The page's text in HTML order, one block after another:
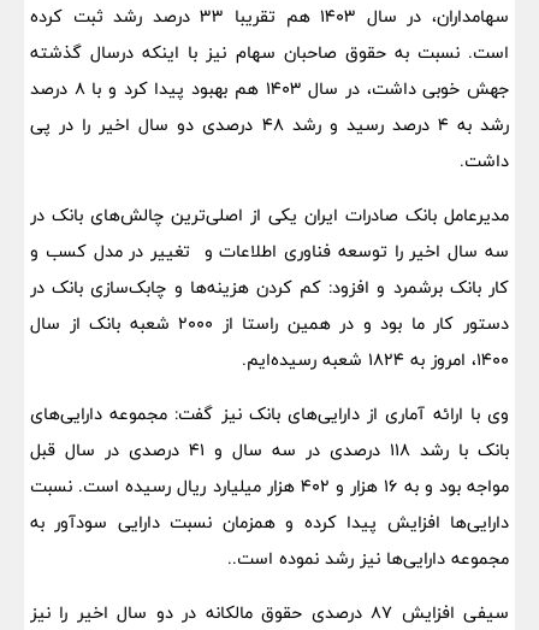
سهامداران، در سال ۱۴۰۳ هم تقریبا ۳۳ درصد رشد ثبت کرده
است. نسبت به حقوق صاحبان سهام نیز با اینکه درسال گذشته
جهش خوبی داشت، در سال 1403 هم بهبود پیدا کرد و با ۸ درصد
رشد به ۴ درصد رسید و رشد ۴۸ درصدی دو سال اخیر را در پی
داشت.
مدیرعامل بانک صادرات ایران یکی از اصلی‌ترین چالش‌های بانک در
سه سال اخیر را توسعه فناوری اطلاعات و تغییر در مدل کسب و
کار بانک برشمرد و افزود: کم کردن هزینه‌ها و چابک‌سازی بانک در
دستور کار ما بود و در همین راستا از ۲۰۰۰ شعبه بانک از سال
۱۴۰۰، امروز به ۱۸۲۴ شعبه رسیده‌ایم.
وی با ارائه آماری از دارایی‌های بانک نیز گفت: مجموعه دارایی‌های
بانک با رشد ۱۱۸ درصدی در سه سال و ۴۱ درصدی در سال قبل
مواجه بود و به 16 هزار و 402 هزار میلیارد ریال رسیده است. نسبت
دارایی‌ها افزایش پیدا کرده و همزمان نسبت دارایی سودآور به
مجموعه دارایی‌ها نیز رشد نموده است..
سیفی افزایش 87 درصدی حقوق مالکانه در دو سال اخیر را نیز